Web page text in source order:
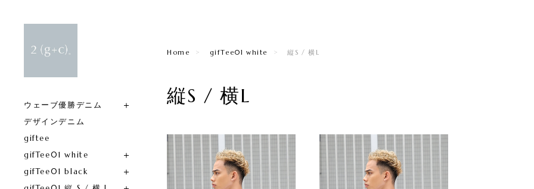
ウェーブ優勝デニム
デザインデニム
giftee
gifTee01 white
gifTee01 black
Home gifTee01 white 縦S / 横L
縦S / 横L